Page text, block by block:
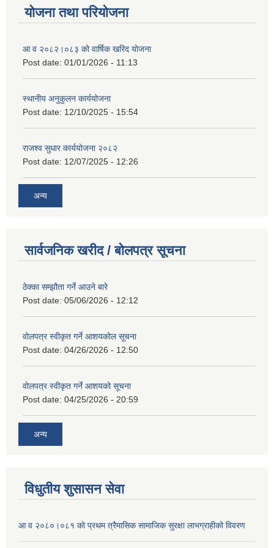
योजना तथा परियोजना
आ व २०८२।०८३ को वार्षिक खरिद योजना
Post date: 01/01/2026 - 11:13
स्थानीय अनुकुलन कार्ययोजना
Post date: 12/10/2025 - 15:54
राजश्व सुधार कार्ययोजना २०८२
Post date: 12/07/2025 - 12:26
अन्य
सार्वजनिक खरीद / बोलपत्र सूचना
ठेक्का सम्झौता गर्ने आउने बारे
Post date: 05/06/2026 - 12:12
वोलपत्र स्वीकृत गर्ने आशयकोल सूचना
Post date: 04/26/2026 - 12:50
वोलपत्र स्वीकृत गर्ने आशयको सूचना
Post date: 04/25/2026 - 20:59
अन्य
विधुतीय शुसासन सेवा
आ व २०८०।०८१ को प्रथम त्रैमासिक सामाजिक सुरक्षा लाभग्राहीको विवरण